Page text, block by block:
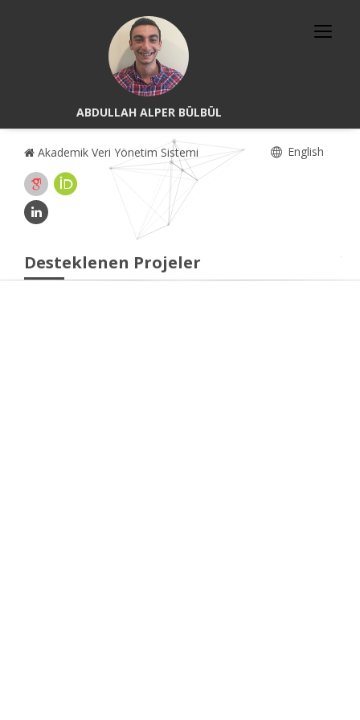
ABDULLAH ALPER BÜLBÜL
Akademik Veri Yönetim Sistemi English
Desteklenen Projeler